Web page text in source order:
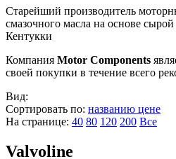
Старейший производитель
смазочного масла на основе
Кентукки
Компания Motor Components
своей покупки в течение всего
Вид:
Сортировать по: названию цене
На странице: 40 80 120 200 Все
Valvoline